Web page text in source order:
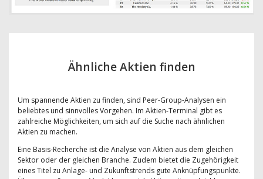
Ähnliche Aktien finden
Um spannende Aktien zu finden, sind Peer-Group-Analysen ein
beliebtes und sinnvolles Vorgehen. Im Aktien-Terminal gibt es
zahlreiche Möglichkeiten, um sich auf die Suche nach ähnlichen
Aktien zu machen.
Eine Basis-Recherche ist die Analyse von Aktien aus dem gleichen
Sektor oder der gleichen Branche. Zudem bietet die Zugehörigkeit
eines Titel zu Anlage- und Zukunftstrends gute Anknüpfungspunkte.